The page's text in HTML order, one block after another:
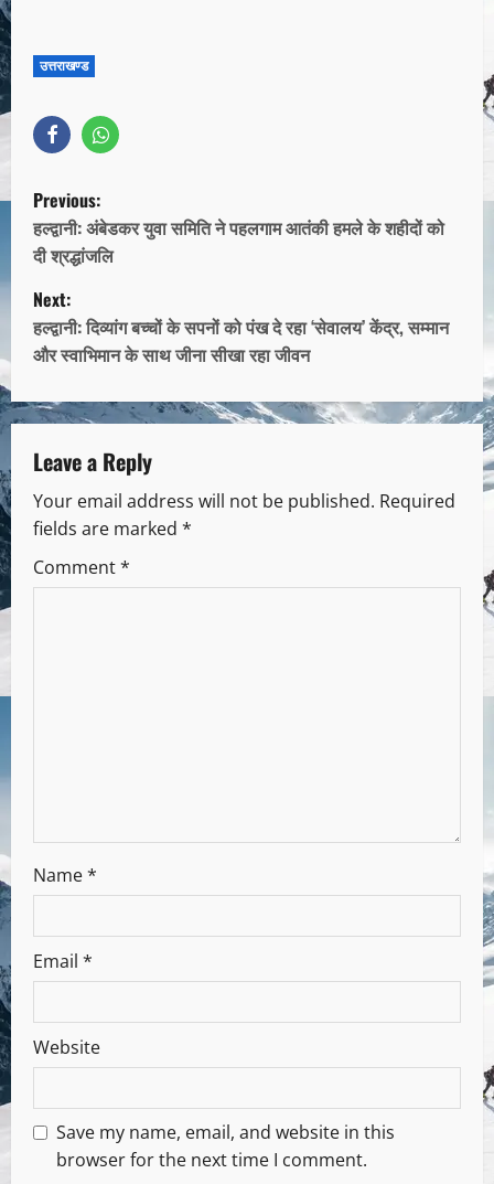
उत्तराखण्ड
Previous:
हल्द्वानी: अंबेडकर युवा समिति ने पहलगाम आतंकी हमले के शहीदों को
दी श्रद्धांजलि
Next:
हल्द्वानी: दिव्यांग बच्चों के सपनों को पंख दे रहा ‘सेवालय’ केंद्र, सम्मान
और स्वाभिमान के साथ जीना सीखा रहा जीवन
Leave a Reply
Your email address will not be published. Required
fields are marked *
Comment*
Name*
Email *
Website
Save my name, email, and website in this
browser for the next time I comment.